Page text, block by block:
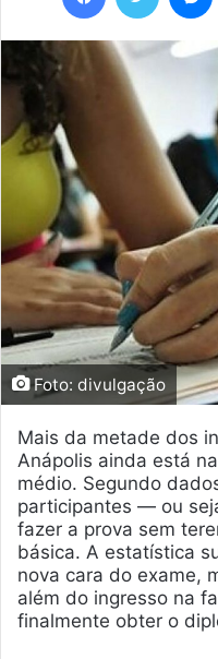
Foto: divulgação
Mais da metade dos
Anápolis ainda está
médio. Segundo
participantes — ou
fazer a prova sem
básica. A estatística
nova cara do exame,
além do ingresso na
finalmente obter o